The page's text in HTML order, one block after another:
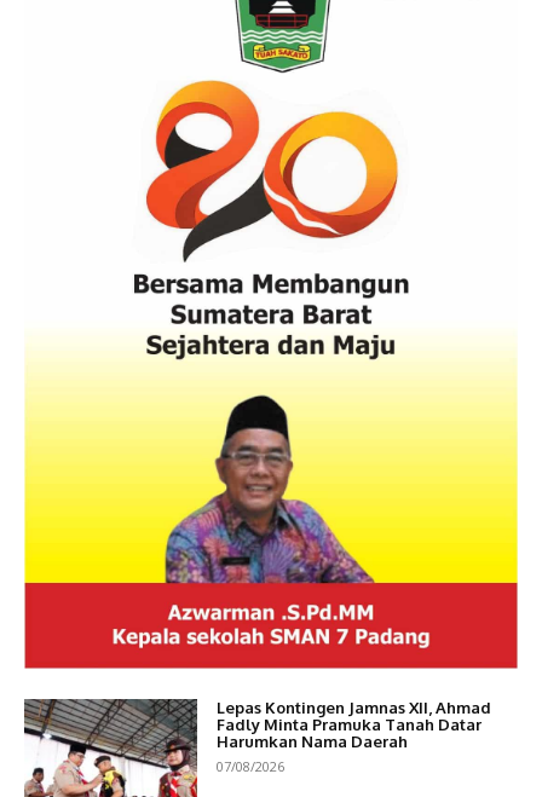
Lepas Kontingen Jamnas XII, Ahmad
Fadly Minta Pramuka Tanah Datar
Harumkan Nama Daerah
07/08/2026